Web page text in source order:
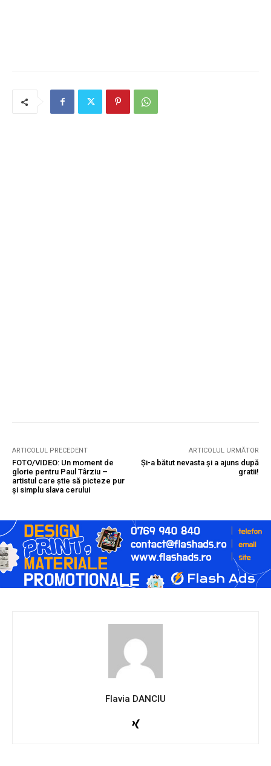
ARTICOLUL PRECEDENT
FOTO/VIDEO: Un moment de
glorie pentru Paul Târziu –
artistul care știe să picteze pur
și simplu slava cerului
ARTICOLUL URMĂTOR
Și-a bătut nevasta și a ajuns după
gratii!
Flavia DANCIU